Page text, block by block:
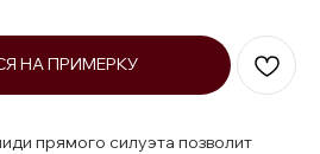
НА ПРИМЕРКУ
прямого силуэта позволит